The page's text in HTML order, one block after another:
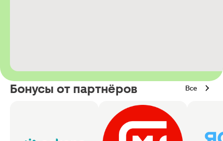
Бонусы от партнёров Все